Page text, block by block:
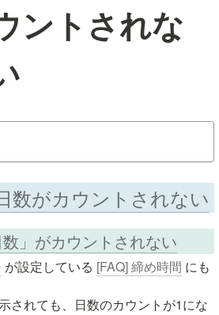
ントされな
数がカウントされない
」がカウントされない
が設定している [FAQ] 締め時間 にも
されても、日数のカウントが1にな